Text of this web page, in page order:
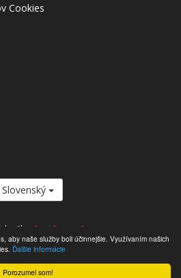
Porozumel som!
aby naše služby boli účinnejšie. Využívaním našich
Ďalšie informácie
Cookies
Slovenský
člen Real Estate Group.
2026 Všetky práva vyhradené